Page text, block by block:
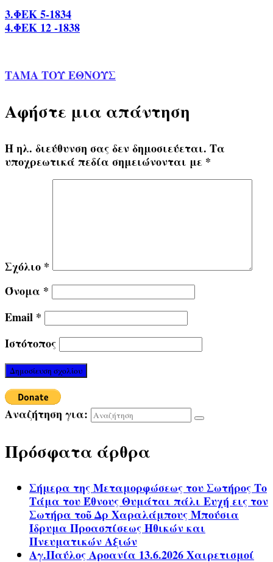
3.ΦΕΚ 5-1834
4.ΦΕΚ 12 -1838
ΤΑΜΑ ΤΟΥ ΕΘΝΟΥΣ
Αφήστε μια απάντηση
Η ηλ. διεύθυνση σας δεν δημοσιεύεται. Τα
υποχρεωτικά πεδία σημειώνονται με *
Σχόλιο *
Όνομα *
Email *
Ιστότοπος
Αναζήτηση για:
Πρόσφατα άρθρα
Σήμερα της Μεταμορφώσεως του Σωτήρος Το
Τάμα του Έθνους Θυμάται πάλι Ευχή εις τον
Σωτήρα τοῦ Δρ Χαραλάμπους Μπούσια
Ίδρυμα Προασπίσεως Ηθικών και
Πνευματικών Αξιών
Αγ.Παύλος Αροανία 13.6.2026 Χαιρετισμοί